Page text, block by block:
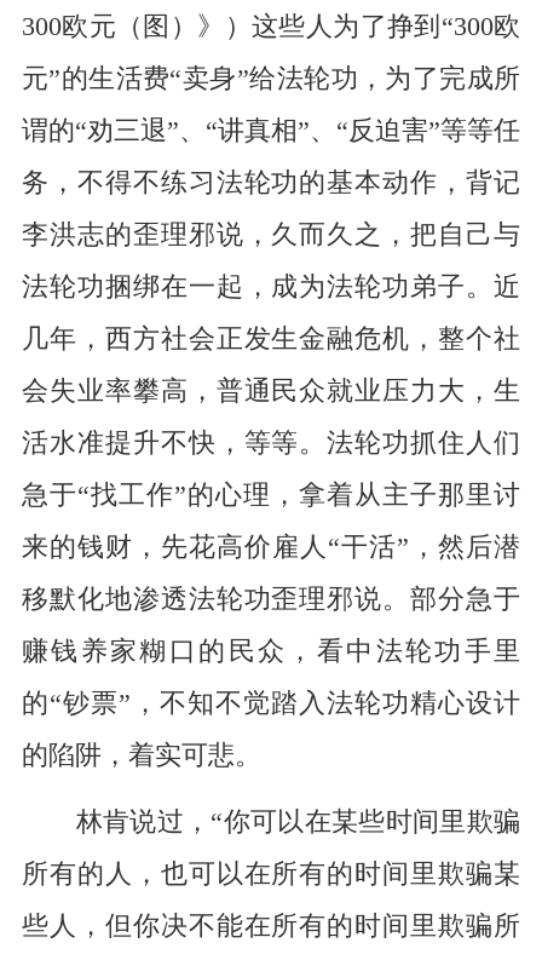
300欧元（图）》）这些人为了挣到“300欧
元”的生活费“卖身”给法轮功，为了完成所
谓的“劝三退”、“讲真相”、“反迫害”等等任
务，不得不练习法轮功的基本动作，背记
李洪志的歪理邪说，久而久之，把自己与
法轮功捆绑在一起，成为法轮功弟子。近
几年，西方社会正发生金融危机，整个社
会失业率攀高，普通民众就业压力大，生
活水准提升不快，等等。法轮功抓住人们
急于“找工作”的心理，拿着从主子那里讨
来的钱财，先花高价雇人“干活”，然后潜
移默化地渗透法轮功歪理邪说。部分急于
赚钱养家糊口的民众，看中法轮功手里
的“钞票”，不知不觉踏入法轮功精心设计
的陷阱，着实可悲。
林肯说过，“你可以在某些时间里欺骗
所有的人，也可以在所有的时间里欺骗某
些人，但你决不能在所有的时间里欺骗所